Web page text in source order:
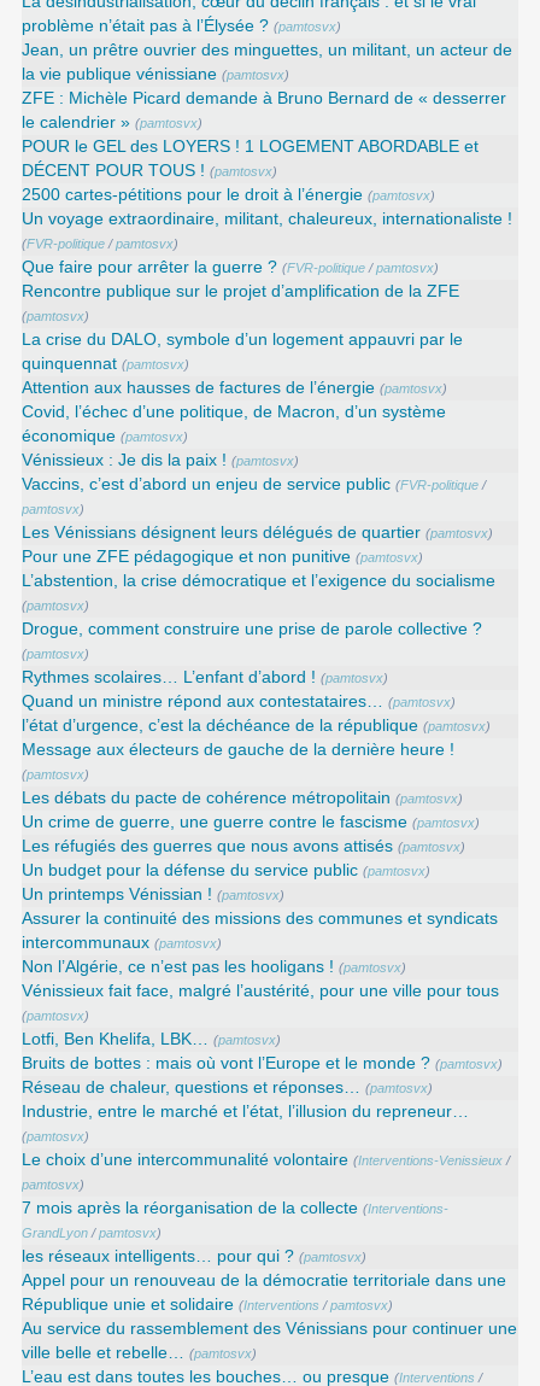
problème n’était pas à l’Élysée ? (pamtosvx)
Jean, un prêtre ouvrier des minguettes, un militant, un acteur de
la vie publique vénissiane (pamtosvx)
ZFE : Michèle Picard demande à Bruno Bernard de « desserrer
le calendrier » (pamtosvx)
POUR le GEL des LOYERS ! 1 LOGEMENT ABORDABLE et
DÉCENT POUR TOUS ! (pamtosvx)
2500 cartes-pétitions pour le droit à l’énergie (pamtosvx)
Un voyage extraordinaire, militant, chaleureux, internationaliste !
(FVR-politique /pamtosvx)
Que faire pour arrêter la guerre ? (FVR-politique /pamtosvx)
Rencontre publique sur le projet d’amplification de la ZFE
(pamtosvx)
La crise du DALO, symbole d’un logement appauvri par le
quinquennat (pamtosvx)
Attention aux hausses de factures de l’énergie (pamtosvx)
Covid, l’échec d’une politique, de Macron, d’un système
économique (pamtosvx)
Vénissieux : Je dis la paix ! (pamtosvx)
Vaccins, c’est d’abord un enjeu de service public (FVR-politique /
pamtosvx)
Les Vénissians désignent leurs délégués de quartier (pamtosvx)
Pour une ZFE pédagogique et non punitive (pamtosvx)
L’abstention, la crise démocratique et l’exigence du socialisme
(pamtosvx)
Drogue, comment construire une prise de parole collective ?
(pamtosvx)
Rythmes scolaires… L’enfant d’abord ! (pamtosvx)
Quand un ministre répond aux contestataires… (pamtosvx)
l’état d’urgence, c’est la déchéance de la république (pamtosvx)
Message aux électeurs de gauche de la dernière heure !
(pamtosvx)
Les débats du pacte de cohérence métropolitain (pamtosvx)
Un crime de guerre, une guerre contre le fascisme (pamtosvx)
Les réfugiés des guerres que nous avons attisés (pamtosvx)
Un budget pour la défense du service public (pamtosvx)
Un printemps Vénissian ! (pamtosvx)
Assurer la continuité des missions des communes et syndicats
intercommunaux (pamtosvx)
Non l’Algérie, ce n’est pas les hooligans ! (pamtosvx)
Vénissieux fait face, malgré l’austérité, pour une ville pour tous
(pamtosvx)
Lotfi, Ben Khelifa, LBK… (pamtosvx)
Bruits de bottes : mais où vont l’Europe et le monde ? (pamtosvx)
Réseau de chaleur, questions et réponses… (pamtosvx)
Industrie, entre le marché et l’état, l’illusion du repreneur…
(pamtosvx)
Le choix d’une intercommunalité volontaire (Interventions-Venissieux /
pamtosvx)
7 mois après la réorganisation de la collecte (Interventions-
GrandLyon /pamtosvx)
les réseaux intelligents… pour qui ? (pamtosvx)
Appel pour un renouveau de la démocratie territoriale dans une
République unie et solidaire (Interventions /pamtosvx)
Au service du rassemblement des Vénissians pour continuer une
ville belle et rebelle…
(pamtosvx)
L’eau est dans toutes les bouches… ou presque (Interventions /